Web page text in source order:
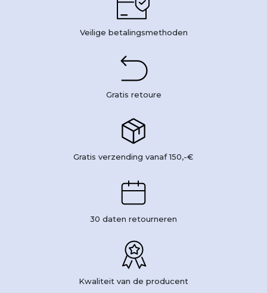
Veilige betalingsmethoden
Gratis retoure
Gratis verzending vanaf 150,-€
30 daten retourneren
Kwaliteit van de producent